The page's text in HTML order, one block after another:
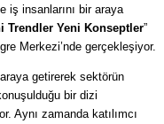
iş insanlarını bir araya
Trendler Yeni Konseptler”
Merkezi’nde gerçekleşiyor.
getirerek sektörün
bir dizi
Aynı zamanda katılımcı